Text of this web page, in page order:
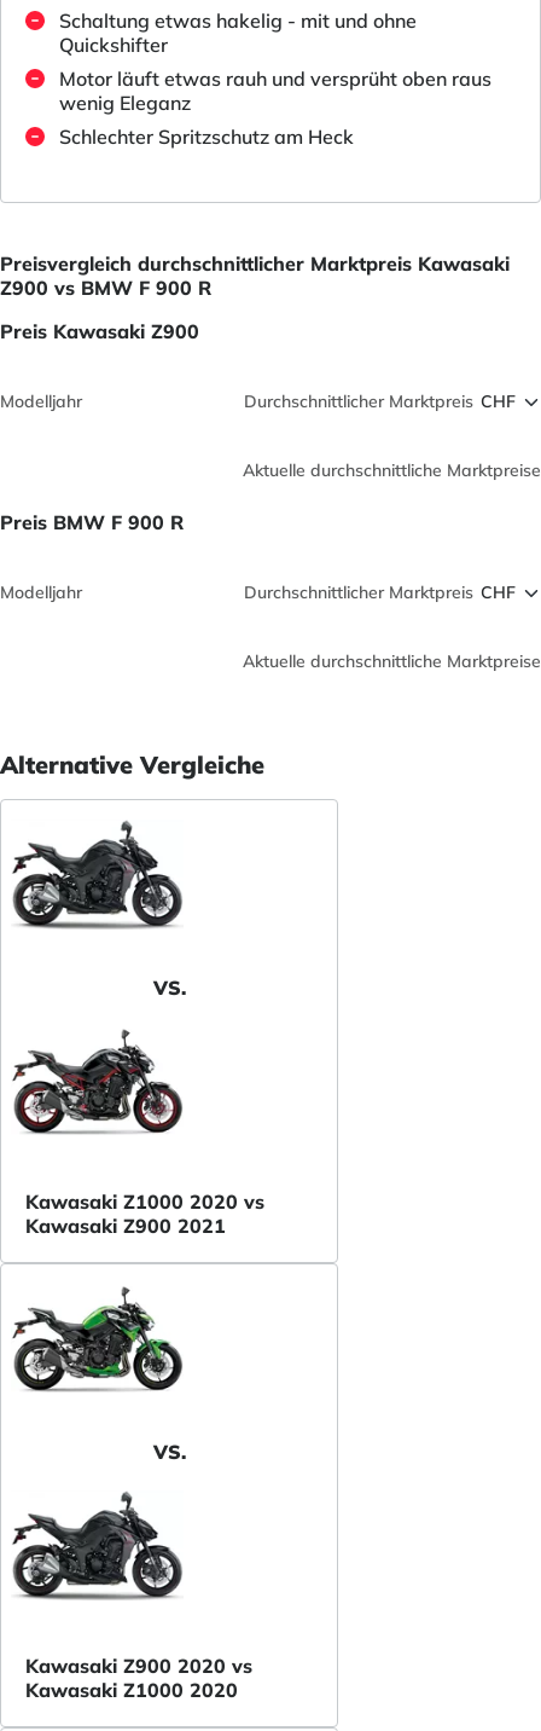
Schaltung etwas hakelig - mit und ohne
Quickshifter
Motor läuft etwas rauh und versprüht oben raus
wenig Eleganz
Schlechter Spritzschutz am Heck
Preisvergleich durchschnittlicher Marktpreis Kawasaki
Z900 vs BMW F 900 R
Preis Kawasaki Z900
Modelljahr Durchschnittlicher Marktpreis
Aktuelle durchschnittliche Marktpreise
Preis BMW F 900 R
Modelljahr Durchschnittlicher Marktpreis
Aktuelle durchschnittliche Marktpreise
Alternative Vergleiche
VS.
Kawasaki Z1000 2020 vs
Kawasaki Z900 2021
VS.
Kawasaki Z900 2020 vs
Kawasaki Z1000 2020